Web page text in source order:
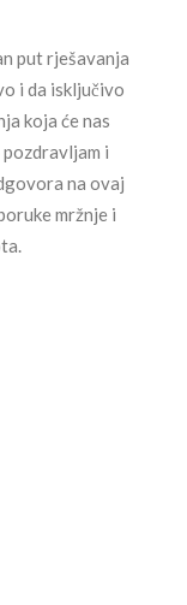
put rješavanja
i da isključivo
koja će nas
i
na ovaj
mržnje i